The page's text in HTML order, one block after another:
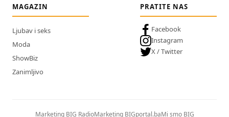
MAGAZIN
Ljubav i seks
Moda
ShowBiz
Zanimljivo
PRATITE NAS
Facebook
Instagram
X / Twitter
Marketing BIG RadioMarketing BIGportal.baMi smo BIG